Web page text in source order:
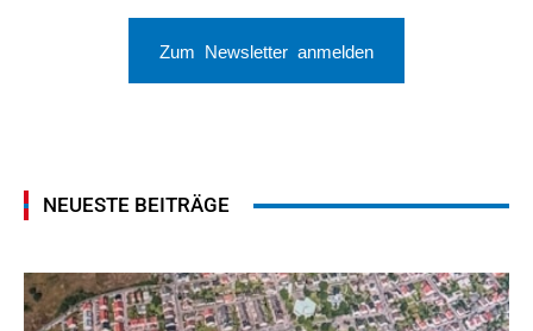
Zum Newsletter anmelden
NEUESTE BEITRÄGE